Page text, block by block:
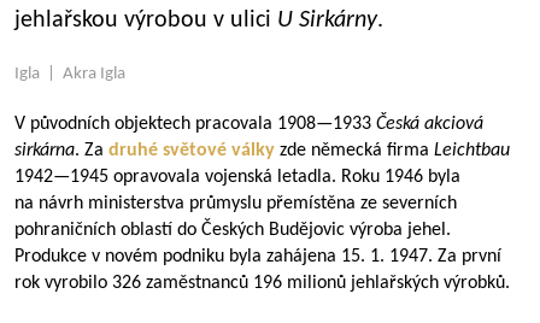
jehlařskou výrobou v ulici U Sirkárny.
Igla | Akra Igla
V původních objektech pracovala 1908—1933 Česká akciová
sirkárna. Za druhé světové války zde německá firma Leichtbau
1942—1945 opravovala vojenská letadla. Roku 1946 byla
na návrh ministerstva průmyslu přemístěna ze severních
pohraničních oblastí do Českých Budějovic výroba jehel.
Produkce v novém podniku byla zahájena 15. 1. 1947. Za první
rok vyrobilo 326 zaměstnanců 196 milionů jehlařských výrobků.